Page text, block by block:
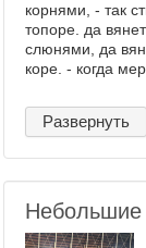
корнями, - так
топоре. да
слюнями, да
коре. - когда
Развернуть
Небольшие